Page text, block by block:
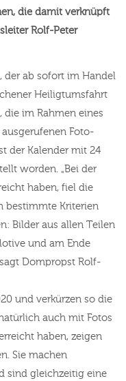
die damit verknüpft
Rolf-Peter
der ab sofort im Handel
Heiligtumsfahrt
die im Rahmen eines
Foto-
der Kalender mit 24
worden. „Bei der
haben, fiel die
bestimmte Kriterien
Bilder aus allen Teilen
und am Ende
Dompropst Rolf-
und verkürzen so die
auch mit Fotos
haben, zeigen
Sie machen
sind gleichzeitig eine